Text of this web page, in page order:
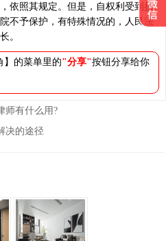
依照其规定。但是，自权利受到损
不予保护，有特殊情况的，人民法
。
】的菜单里的"分享"按钮分享给你
师有什么用?
决的途径